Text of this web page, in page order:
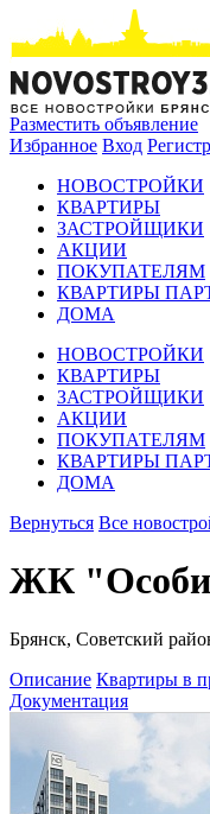
Разместить объявление
Избранное Вход
НОВОСТРОЙКИ
КВАРТИРЫ
ЗАСТРОЙЩИКИ
АКЦИИ
ПОКУПАТЕЛЯМ
КВАРТИРЫ
ДОМА
НОВОСТРОЙКИ
КВАРТИРЫ
ЗАСТРОЙЩИКИ
АКЦИИ
ПОКУПАТЕЛЯМ
КВАРТИРЫ
ДОМА
Вернуться Все
ЖК
Брянск, Советский
Описание Квартиры в
Документация